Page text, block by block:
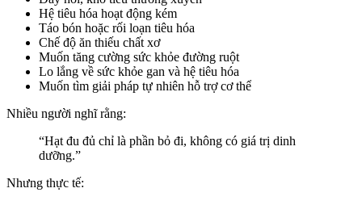
Hệ tiêu hóa hoạt động kém
Táo bón hoặc rối loạn tiêu hóa
Chế độ ăn thiếu chất xơ
Muốn tăng cường sức khỏe đường ruột
Lo lắng về sức khỏe gan và hệ tiêu hóa
Muốn tìm giải pháp tự nhiên hỗ trợ cơ thể
Nhiều người nghĩ rằng:
“Hạt đu đủ chỉ là phần bỏ đi, không có giá trị dinh
dưỡng.”
Nhưng thực tế: